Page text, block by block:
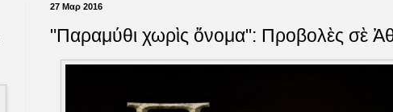
27 Μαρ 2016
"Παραμύθι χωρὶς ὄνομα": Προβολὲς σὲ